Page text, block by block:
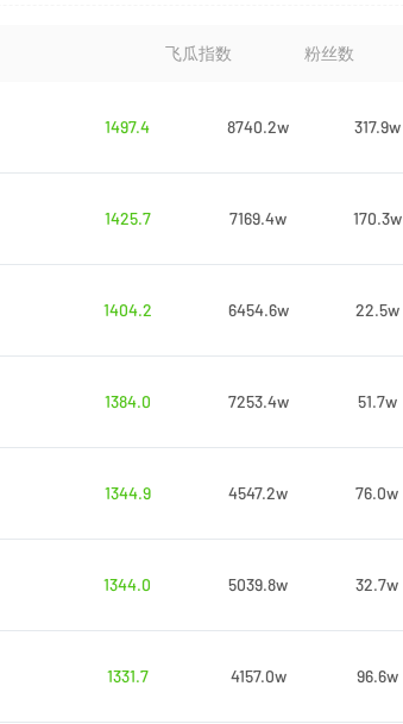
飞瓜指数 粉丝数
1497.4
8740.2w 317.9w
1425.7
7169.4w 170.3w
1404.2
6454.6w 22.5w
1384.0
7253.4w 51.7w
1344.9
4547.2w 76.0w
1344.0
5039.8w 32.7w
1331.7
4157.0w 96.6w